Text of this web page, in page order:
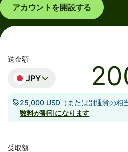
アカウントを開設する
送金額
JPY
25,000 USD（または別通貨の相
数料が割引になります
受取額